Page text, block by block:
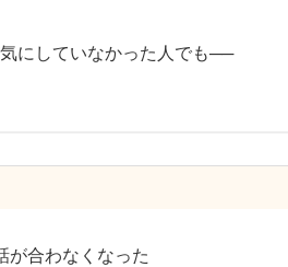
にしていなかった人でも──
が合わなくなった